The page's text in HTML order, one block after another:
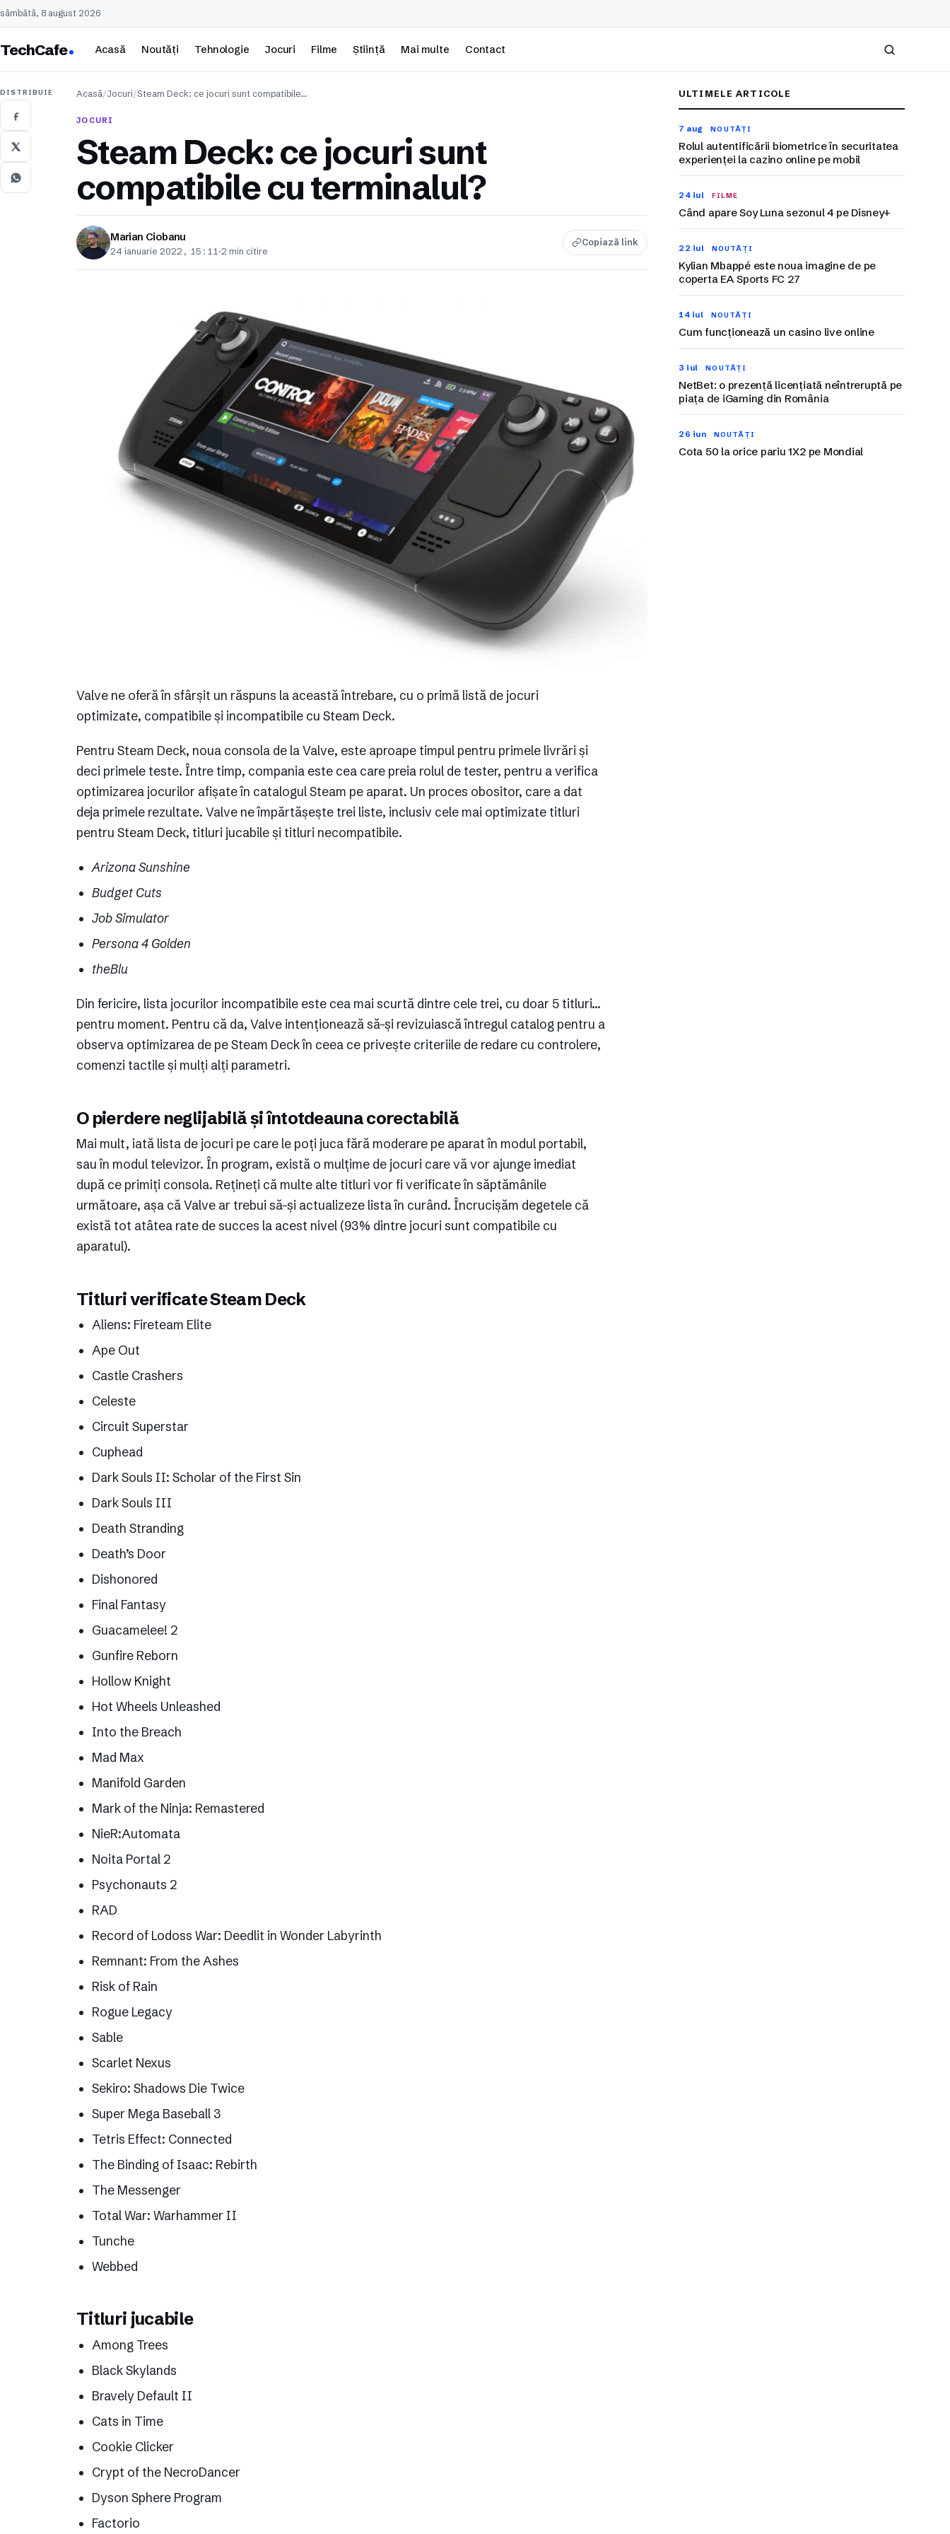
sâmbătă, 8 august 2026
TechCafe Acasă Noutăți Tehnologie Jocuri Filme Știință Mai multe Contact
Caută
DISTRIBUIE Acasă/Jocuri/Steam Deck: ce jocuri sunt compatibile…
JOCURI
Steam Deck: ce jocuri sunt
compatibile cu terminalul?
Marian Ciobanu
24 ianuarie 2022, 15:11 ·2 min citire
Copiază link
Valve ne oferă în sfârșit un răspuns la această întrebare, cu o primă listă de jocuri
optimizate, compatibile și incompatibile cu Steam Deck.
Pentru Steam Deck, noua consola de la Valve, este aproape timpul pentru primele livrări și
deci primele teste. Între timp, compania este cea care preia rolul de tester, pentru a verifica
optimizarea jocurilor afișate în catalogul Steam pe aparat. Un proces obositor, care a dat
deja primele rezultate. Valve ne împărtășește trei liste, inclusiv cele mai optimizate titluri
pentru Steam Deck, titluri jucabile și titluri necompatibile.
Arizona Sunshine
Budget Cuts
Job Simulator
Persona 4 Golden
theBlu
Din fericire, lista jocurilor incompatibile este cea mai scurtă dintre cele trei, cu doar 5 titluri…
pentru moment. Pentru că da, Valve intenționează să-și revizuiască întregul catalog pentru a
observa optimizarea de pe Steam Deck în ceea ce privește criteriile de redare cu controlere,
comenzi tactile și mulți alți parametri.
O pierdere neglijabilă și întotdeauna corectabilă
Mai mult, iată lista de jocuri pe care le poți juca fără moderare pe aparat în modul portabil,
sau în modul televizor. În program, există o mulțime de jocuri care vă vor ajunge imediat
după ce primiți consola. Rețineți că multe alte titluri vor fi verificate în săptămânile
următoare, așa că Valve ar trebui să-și actualizeze lista în curând. Încrucișăm degetele că
există tot atâtea rate de succes la acest nivel (93% dintre jocuri sunt compatibile cu
aparatul).
Titluri verificate Steam Deck
Aliens: Fireteam Elite
Ape Out
Castle Crashers
Celeste
Circuit Superstar
Cuphead
Dark Souls II: Scholar of the First Sin
Dark Souls III
Death Stranding
Death’s Door
Dishonored
Final Fantasy
Guacamelee! 2
Gunfire Reborn
Hollow Knight
Hot Wheels Unleashed
Into the Breach
Mad Max
Manifold Garden
Mark of the Ninja: Remastered
NieR:Automata
Noita Portal 2
Psychonauts 2
RAD
Record of Lodoss War: Deedlit in Wonder Labyrinth
Remnant: From the Ashes
Risk of Rain
Rogue Legacy
Sable
Scarlet Nexus
Sekiro: Shadows Die Twice
Super Mega Baseball 3
Tetris Effect: Connected
The Binding of Isaac: Rebirth
The Messenger
Total War: Warhammer II
Tunche
Webbed
Titluri jucabile
Among Trees
Black Skylands
Bravely Default II
Cats in Time
Cookie Clicker
Crypt of the NecroDancer
Dyson Sphere Program
Factorio
ULTIMELE ARTICOLE
7 aug NOUTĂȚI
Rolul autentificării biometrice în securitatea
experienței la cazino online pe mobil
24 iul FILME
Când apare Soy Luna sezonul 4 pe Disney+
22 iul NOUTĂȚI
Kylian Mbappé este noua imagine de pe
coperta EA Sports FC 27
14 iul NOUTĂȚI
Cum funcționează un casino live online
3 iul NOUTĂȚI
NetBet: o prezență licențiată neîntreruptă pe
piața de iGaming din România
26 iun NOUTĂȚI
Cota 50 la orice pariu 1X2 pe Mondial